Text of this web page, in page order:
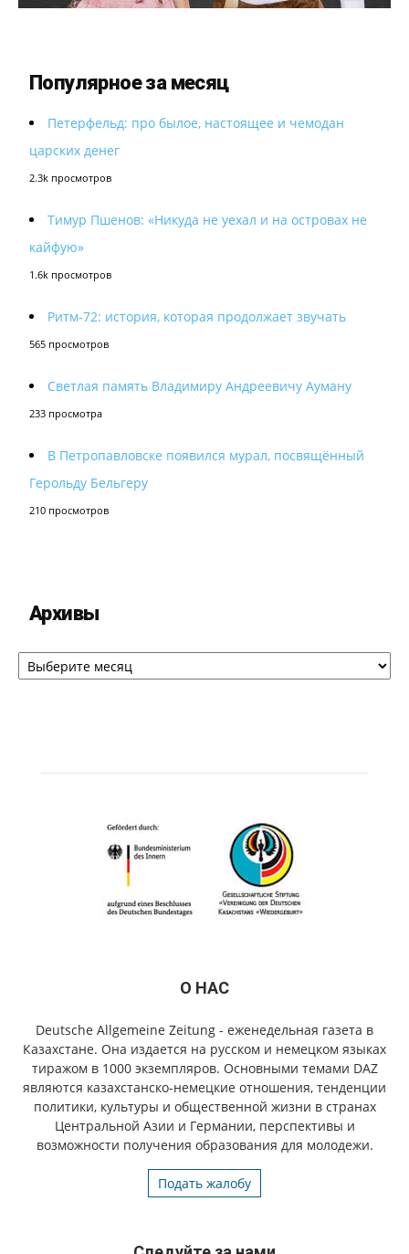
Популярное за месяц
Петерфельд: про былое, настоящее и чемодан
царских денег
2.3k просмотров
Тимур Пшенов: «Никуда не уехал и на островах не
кайфую»
1.6k просмотров
Ритм-72: история, которая продолжает звучать
565 просмотров
Светлая память Владимиру Андреевичу Ауману
233 просмотра
В Петропавловске появился мурал, посвящённый
Герольду Бельгеру
210 просмотров
Архивы
Архивы
О НАС
Deutsche Allgemeine Zeitung - еженедельная газета в
Казахстане. Она издается на русском и немецком языках
тиражом в 1000 экземпляров. Основными темами DAZ
являются казахстанско-немецкие отношения, тенденции
политики, культуры и общественной жизни в странах
Центральной Азии и Германии, перспективы и
возможности получения образования для молодежи.
Подать жалобу